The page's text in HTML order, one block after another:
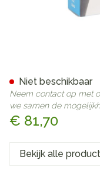
€ 81,70
Niet beschikbaar
Neem contact op met
we samen de
Bekijk alle